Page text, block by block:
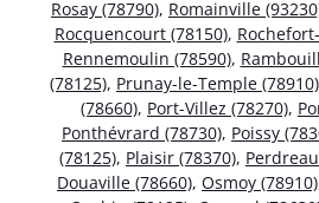
Rosay (78790), Romainville
Rocquencourt (78150),
Rennemoulin (78590),
(78125), Prunay-le-Temple (78910)
(78660), Port-Villez (78270),
Ponthévrard (78730), Poissy
(78125), Plaisir (78370),
Douaville (78660), Osmoy (78910)